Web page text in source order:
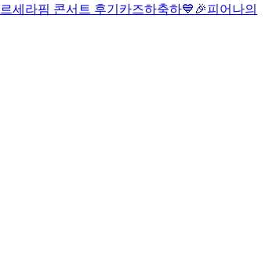
르세라핌 콘서트 후기 카즈하축하💙🎉피어나의